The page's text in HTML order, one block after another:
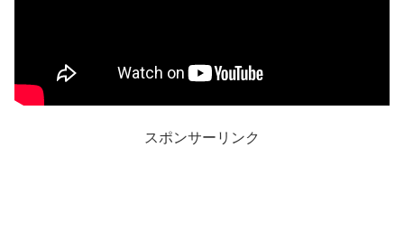
スポンサーリンク